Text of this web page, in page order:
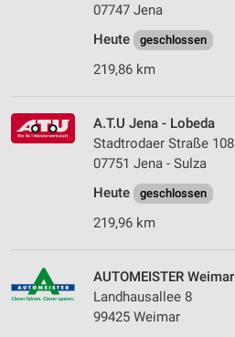
07747 Jena
Heute
geschlossen
219,86 km
A.T.U Jena - Lobeda
Stadtrodaer Straße 108
07751 Jena - Sulza
Heute
geschlossen
219,96 km
AUTOMEISTER Weimar
Landhausallee 8
99425 Weimar